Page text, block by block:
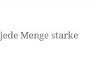
Menge starke